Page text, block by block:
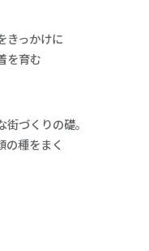
きっかけに
を育む
づくりの礎。
の種をまく